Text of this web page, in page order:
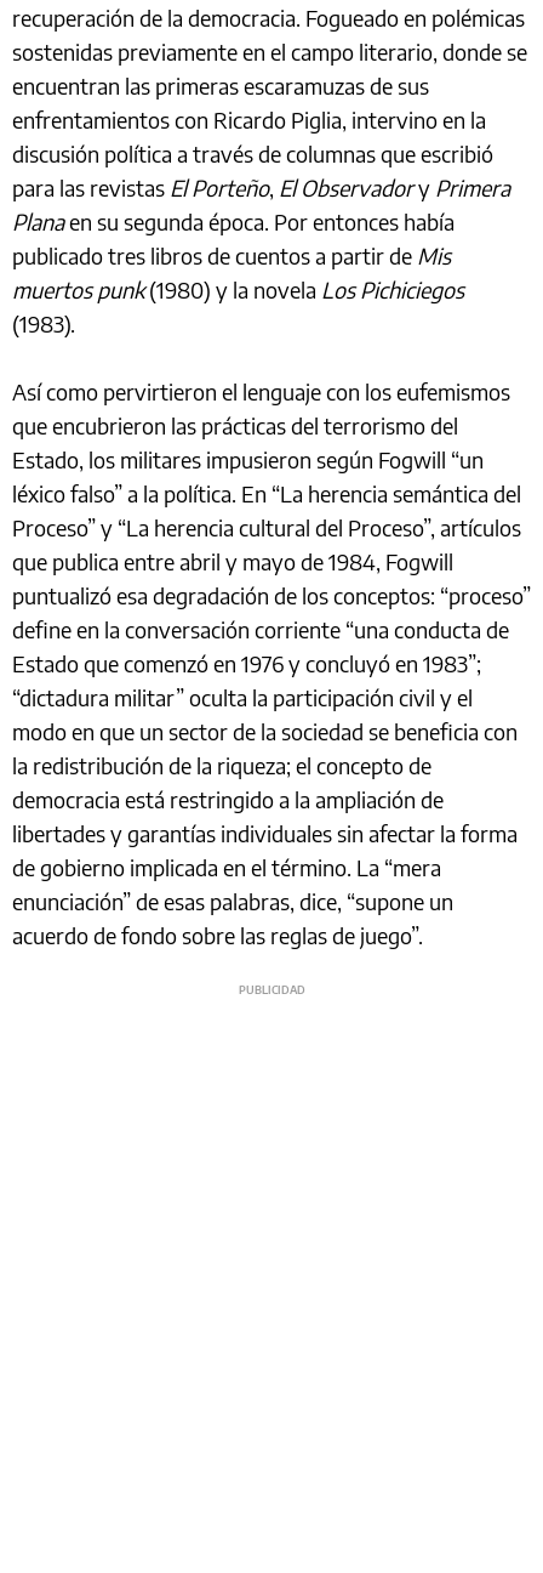
recuperación de la democracia. Fogueado en polémicas
sostenidas previamente en el campo literario, donde se
encuentran las primeras escaramuzas de sus
enfrentamientos con Ricardo Piglia, intervino en la
discusión política a través de columnas que escribió
para las revistas El Porteño, El Observadory Primera
Planaen su segunda época. Por entonces había
publicado tres libros de cuentos a partir de Mis
muertos punk(1980) y la novela Los Pichiciegos
(1983).
Así como pervirtieron el lenguaje con los eufemismos
que encubrieron las prácticas del terrorismo del
Estado, los militares impusieron según Fogwill “un
léxico falso” a la política. En “La herencia semántica del
Proceso” y “La herencia cultural del Proceso”, artículos
que publica entre abril y mayo de 1984, Fogwill
puntualizó esa degradación de los conceptos: “proceso”
define en la conversación corriente “una conducta de
Estado que comenzó en 1976 y concluyó en 1983”;
“dictadura militar” oculta la participación civil y el
modo en que un sector de la sociedad se beneficia con
la redistribución de la riqueza; el concepto de
democracia está restringido a la ampliación de
libertades y garantías individuales sin afectar la forma
de gobierno implicada en el término. La “mera
enunciación” de esas palabras, dice, “supone un
acuerdo de fondo sobre las reglas de juego”.